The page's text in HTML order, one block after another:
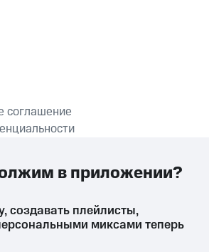
ПРИЛОЖЕНИЕ
соглашение
создавать плейлисты,
миксами теперь